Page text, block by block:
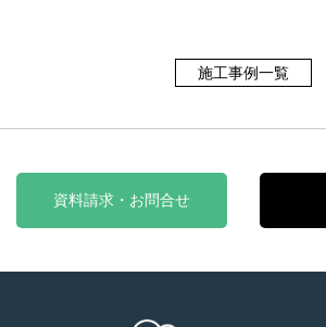
施工事例一覧
資料請求・お問合せ